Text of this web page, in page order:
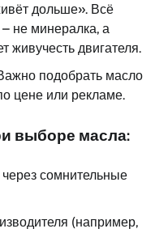
дольше». Всё
– не минералка, а
живучесть двигателя.
подобрать масло
цене или рекламе.
выборе масла:
сомнительные
(например,